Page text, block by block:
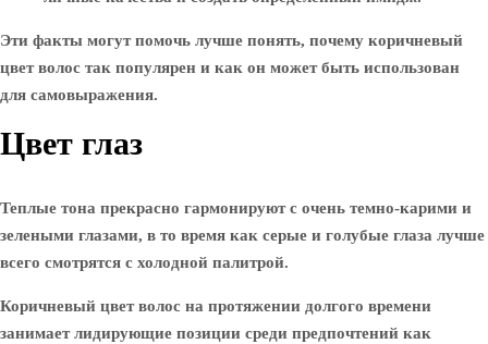
Эти факты могут помочь лучше понять, почему коричневый
цвет волос так популярен и как он может быть использован
для самовыражения.
Цвет глаз
Теплые тона прекрасно гармонируют с очень темно-карими и
зелеными глазами, в то время как серые и голубые глаза лучше
всего смотрятся с холодной палитрой.
Коричневый цвет волос на протяжении долгого времени
занимает лидирующие позиции среди предпочтений как